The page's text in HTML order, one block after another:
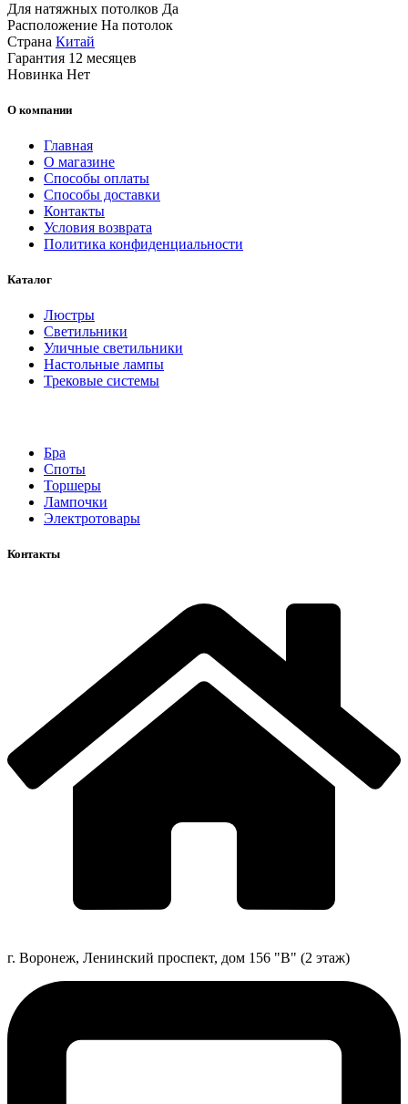
Для натяжных потолков Да
Расположение На потолок
Страна Китай
Гарантия 12 месяцев
Новинка Нет
О компании
Главная
О магазине
Способы оплаты
Способы доставки
Контакты
Условия возврата
Политика конфиденциальности
Каталог
Люстры
Светильники
Уличные светильники
Настольные лампы
Трековые системы
Бра
Споты
Торшеры
Лампочки
Электротовары
Контакты
г. Воронеж, Ленинский проспект, дом 156 "В" (2 этаж)